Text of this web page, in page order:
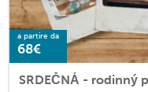
a partire da
68€
SRDEČNÁ - rodinný